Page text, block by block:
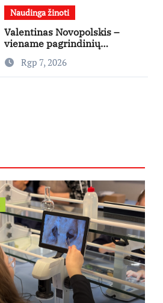
Naudinga žinoti
Valentinas Novopolskis –
viename pagrindinių
vaidmenų penkių šalių filme
„Nugalėtoja“: Lietuvos kino
teatruose – nuo rugpjūčio 7-
Rgp 7, 2026